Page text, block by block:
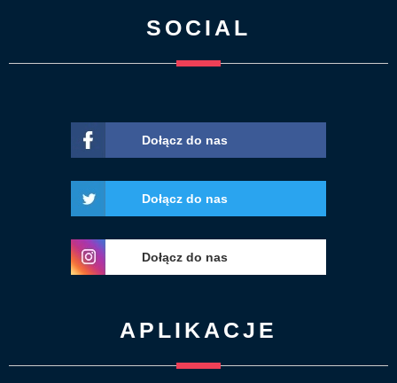
SOCIAL
Dołącz do nas
Dołącz do nas
Dołącz do nas
APLIKACJE